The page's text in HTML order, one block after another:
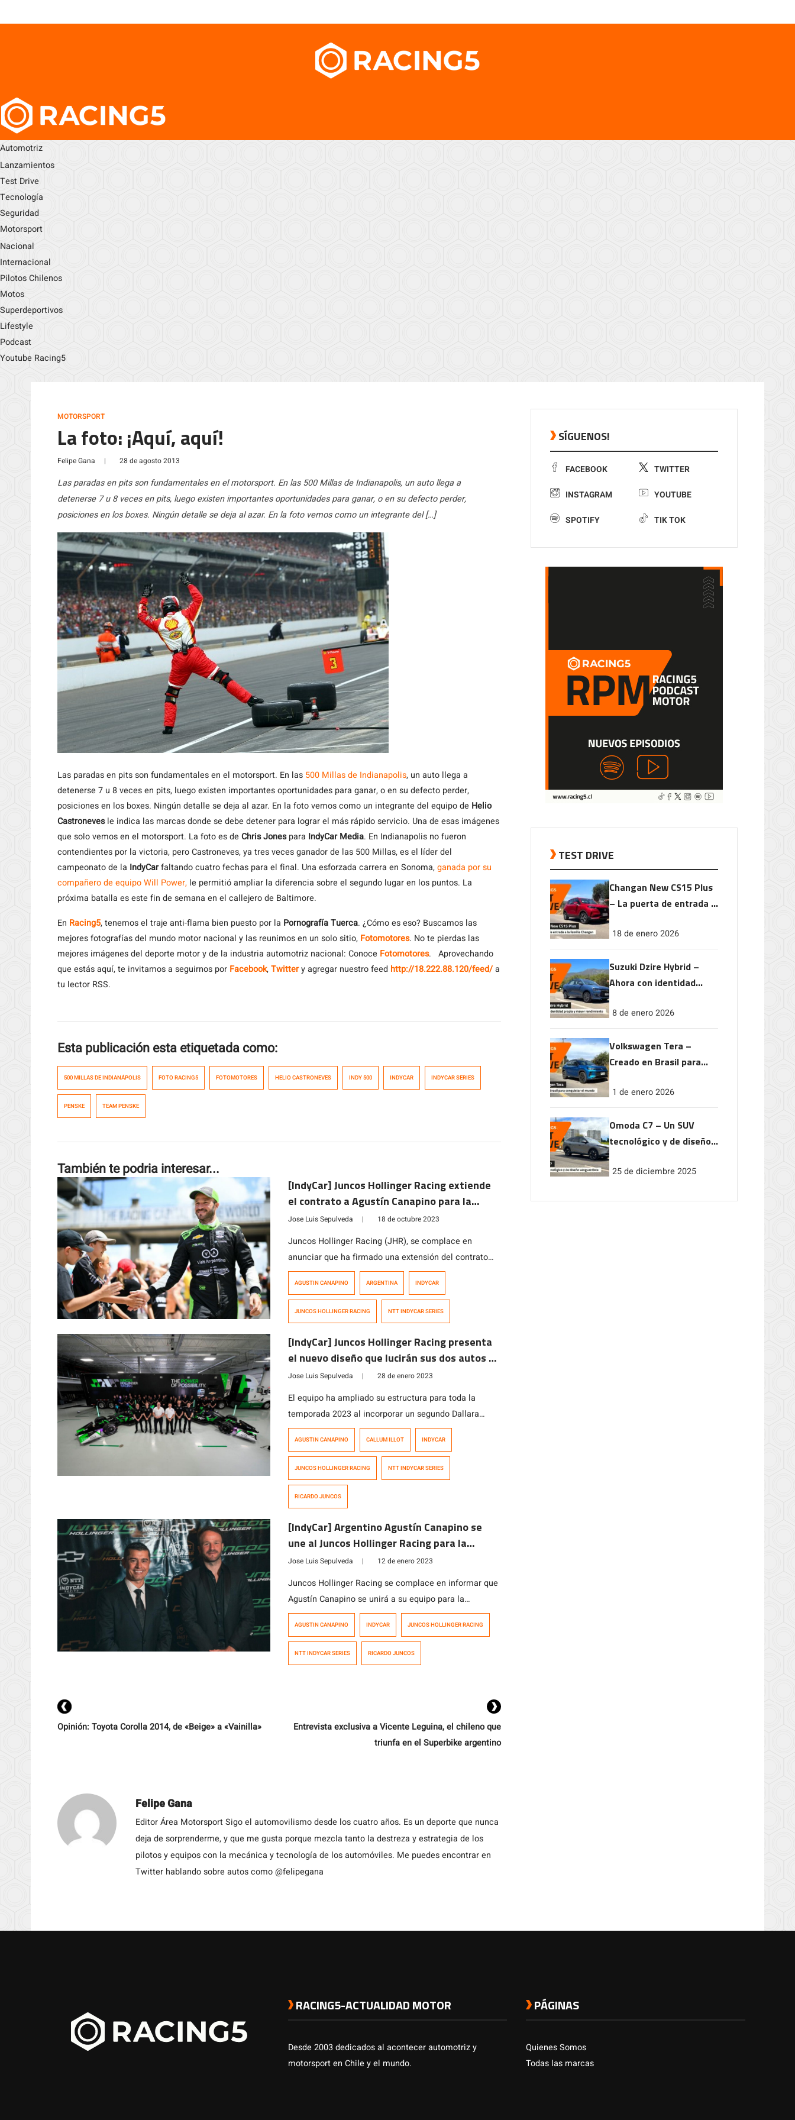
Automotriz
Lanzamientos
Test Drive
Tecnología
Seguridad
Motorsport
Nacional
Internacional
Pilotos Chilenos
Motos
Superdeportivos
Lifestyle
Podcast
Youtube Racing5
MOTORSPORT
La foto: ¡Aquí, aquí!
Felipe Gana | 28 de agosto 2013
Las paradas en pits son fundamentales en el motorsport. En las 500 Millas de Indianapolis, un auto llega a
detenerse 7 u 8 veces en pits, luego existen importantes oportunidades para ganar, o en su defecto perder,
posiciones en los boxes. Ningún detalle se deja al azar. En la foto vemos como un integrante del […]
Las paradas en pits son fundamentales en el motorsport. En las 500 Millas de Indianapolis, un auto llega a
detenerse 7 u 8 veces en pits, luego existen importantes oportunidades para ganar, o en su defecto perder,
posiciones en los boxes. Ningún detalle se deja al azar. En la foto vemos como un integrante del equipo de Helio
Castronevesle indica las marcas donde se debe detener para lograr el más rápido servicio. Una de esas imágenes
que solo vemos en el motorsport. La foto es de Chris Jonespara IndyCar Media. En Indianapolis no fueron
contendientes por la victoria, pero Castroneves, ya tres veces ganador de las 500 Millas, es el líder del
campeonato de la IndyCarfaltando cuatro fechas para el final. Una esforzada carrera en Sonoma,ganada por su
compañero de equipo Will Power, le permitió ampliar la diferencia sobre el segundo lugar en los puntos. La
próxima batalla es este fin de semana en el callejero de Baltimore.
En Racing5, tenemos el traje anti-flama bien puesto por la Pornografía Tuerca. ¿Cómo es eso? Buscamos las
mejores fotografías del mundo motor nacional y las reunimos en un solo sitio, Fotomotores. No te pierdas las
mejores imágenes del deporte motor y de la industria automotriz nacional: Conoce Fotomotores. Aprovechando
que estás aquí, te invitamos a seguirnos por Facebook,Twittery agregar nuestro feed http://18.222.88.120/feed/a
tu lector RSS.
Esta publicación esta etiquetada como:
500 MILLAS DE INDIANÁPOLIS FOTO RACING5 FOTOMOTORES HELIO CASTRONEVES INDY 500 INDYCAR INDYCAR SERIES
PENSKE TEAM PENSKE
También te podria interesar...
[IndyCar] Juncos Hollinger Racing extiende
el contrato a Agustín Canapino para la
temporada 2024
Jose Luis Sepulveda | 18 de octubre 2023
Juncos Hollinger Racing (JHR), se complace en
anunciar que ha firmado una extensión del contrato
con Agustín Canapino. De esta forma “El Titan”
de JHR, expresó su entusiasmo y afirmó: «Agustín
Canapino ha sido la sorpresa de la temporada para […]
AGUSTIN CANAPINO ARGENTINA INDYCAR
JUNCOS HOLLINGER RACING NTT INDYCAR SERIES
[IndyCar] Juncos Hollinger Racing presenta
el nuevo diseño que lucirán sus dos autos en
la temporada 2023
Jose Luis Sepulveda | 28 de enero 2023
El equipo ha ampliado su estructura para toda la
temporada 2023 al incorporar un segundo Dallara
Chevrolet en la máxima categoría de monopostos del
consecutivo, conducirá el auto Nro.77, mientras que el
múltiple campeón argentino, Agustín Canapino, tendrá
a su cargo la […]
AGUSTIN CANAPINO CALLUM ILLOT INDYCAR
JUNCOS HOLLINGER RACING NTT INDYCAR SERIES
RICARDO JUNCOS
[IndyCar] Argentino Agustín Canapino se
une al Juncos Hollinger Racing para la
temporada 2023
Jose Luis Sepulveda | 12 de enero 2023
Juncos Hollinger Racing se complace en informar que
Agustín Canapino se unirá a su equipo para la
temporada completa de la NTT INDYCAR SERIES en
Estados Unidos. El piloto de 32 años conducirá el
AGUSTIN CANAPINO INDYCAR JUNCOS HOLLINGER RACING
NTT INDYCAR SERIES RICARDO JUNCOS
Opinión: Toyota Corolla 2014, de «Beige» a «Vainilla»
Entrevista exclusiva a Vicente Leguina, el chileno que
triunfa en el Superbike argentino
Felipe Gana
Editor Área Motorsport Sigo el automovilismo desde los cuatro años. Es un deporte que nunca
deja de sorprenderme, y que me gusta porque mezcla tanto la destreza y estrategia de los
pilotos y equipos con la mecánica y tecnología de los automóviles. Me puedes encontrar en
Twitter hablando sobre autos como @felipegana
SÍGUENOS!
FACEBOOK TWITTER
INSTAGRAM YOUTUBE
SPOTIFY TIK TOK
TEST DRIVE
Changan New CS15 Plus
– La puerta de entrada a
18 de enero 2026
Suzuki Dzire Hybrid –
Ahora con identidad
rendimiento
8 de enero 2026
Volkswagen Tera –
Creado en Brasil para
1 de enero 2026
Omoda C7 – Un SUV
tecnológico y de diseño
25 de diciembre 2025
RACING5-ACTUALIDAD MOTOR
Desde 2003 dedicados al acontecer automotriz y
motorsport en Chile y el mundo.
PÁGINAS
Quienes Somos
Todas las marcas